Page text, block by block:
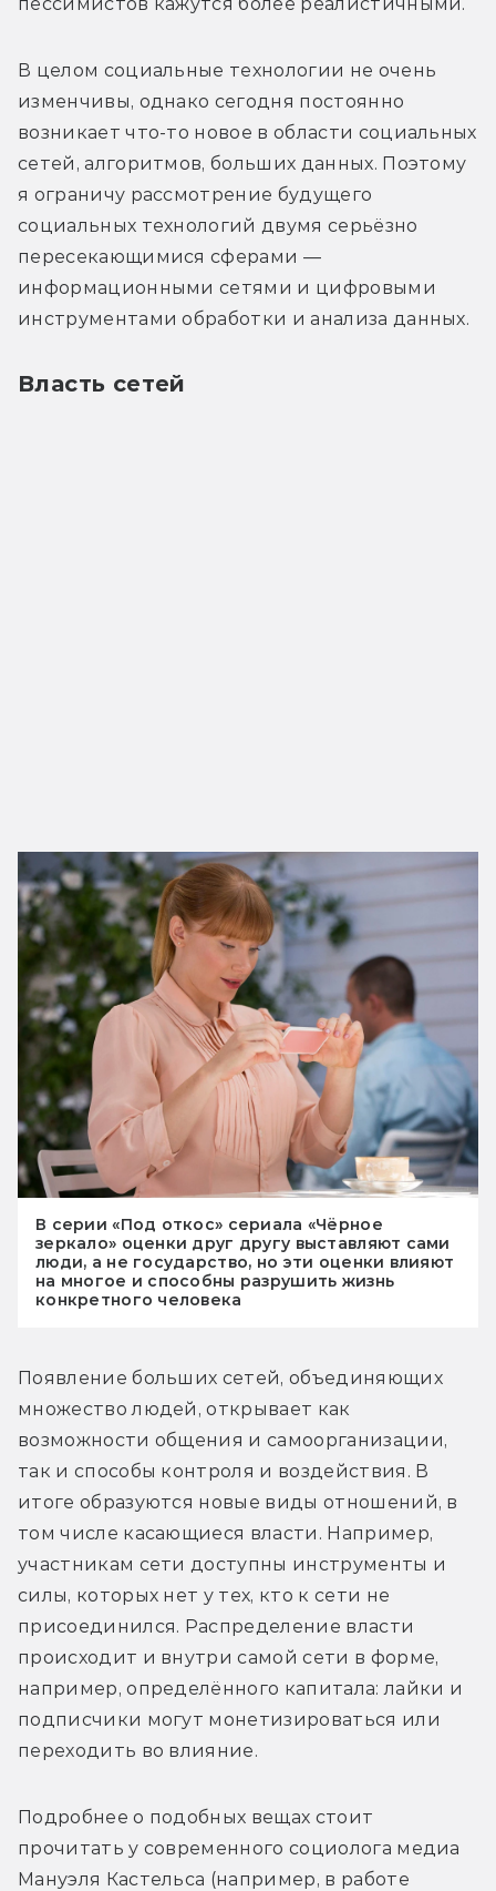
В целом социальные технологии не очень
изменчивы, однако сегодня постоянно
возникает что-то новое в области социальных
сетей, алгоритмов, больших данных. Поэтому
я ограничу рассмотрение будущего
социальных технологий двумя серьёзно
пересекающимися сферами —
информационными сетями и цифровыми
инструментами обработки и анализа данных.
Власть сетей
В серии «Под откос» сериала «Чёрное
зеркало» оценки друг другу выставляют сами
люди, а не государство, но эти оценки влияют
на многое и способны разрушить жизнь
конкретного человека
Появление больших сетей, объединяющих
множество людей, открывает как
возможности общения и самоорганизации,
так и способы контроля и воздействия. В
итоге образуются новые виды отношений, в
том числе касающиеся власти. Например,
участникам сети доступны инструменты и
силы, которых нет у тех, кто к сети не
присоединился. Распределение власти
происходит и внутри самой сети в форме,
например, определённого капитала: лайки и
подписчики могут монетизироваться или
переходить во влияние.
Подробнее о подобных вещах стоит
прочитать у современного социолога медиа
Мануэля Кастельса (например, в работе